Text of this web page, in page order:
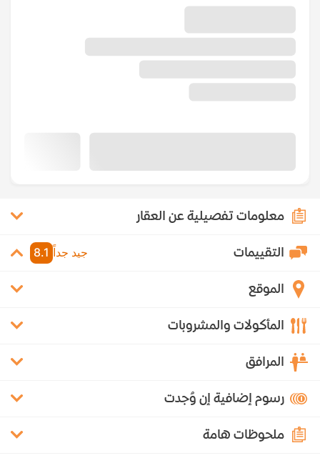
معلومات تفصيلية عن العقار
التقييمات جيد جداً 8.1
الموقع
المأكولات والمشروبات
المرافق
رسوم إضافية إن وُجدت
ملحوظات هامة